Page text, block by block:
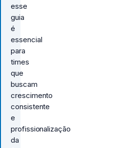
esse
guia
é
essencial
para
times
que
buscam
crescimento
consistente
e
profissionalização
da